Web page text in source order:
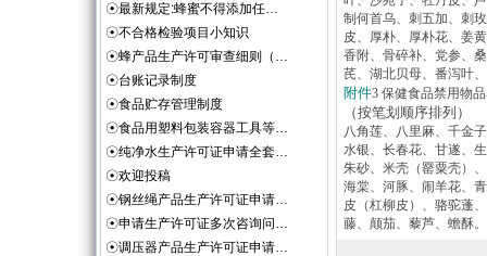
☉最新规定:蜂蜜不得添加任…
☉不合格检验项目小知识
☉蜂产品生产许可审查细则（…
☉台账记录制度
☉食品贮存管理制度
☉食品用塑料包装容器工具等…
☉纯净水生产许可证申请全套…
☉欢迎投稿
☉钢丝绳产品生产许可证申请…
☉申请生产许可证多次咨询问…
☉调压器产品生产许可证申请…
制何首乌、刺五加、刺
皮、厚朴、厚朴花、姜
香附、骨碎补、党参、
芪、湖北贝母、番泻叶
附件3 保健食品禁用物
（按笔划顺序排列）
八角莲、八里麻、千金
水银、长春花、甘遂、
朱砂、米壳（罂粟壳）
海棠、河豚、闹羊花、
皮（杠柳皮）、骆驼蓬
藤、颠茄、藜芦、蟾酥。